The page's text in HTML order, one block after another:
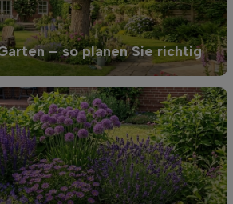
– so planen Sie richtig